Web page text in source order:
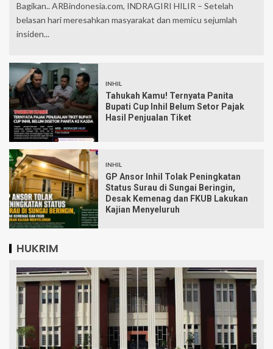
Bagikan.. ARBindonesia.com, INDRAGIRI HILIR – Setelah
belasan hari meresahkan masyarakat dan memicu sejumlah
insiden...
INHIL
Tahukah Kamu! Ternyata Panita
Bupati Cup Inhil Belum Setor Pajak
Hasil Penjualan Tiket
INHIL
GP Ansor Inhil Tolak Peningkatan
Status Surau di Sungai Beringin,
Desak Kemenag dan FKUB Lakukan
Kajian Menyeluruh
HUKRIM